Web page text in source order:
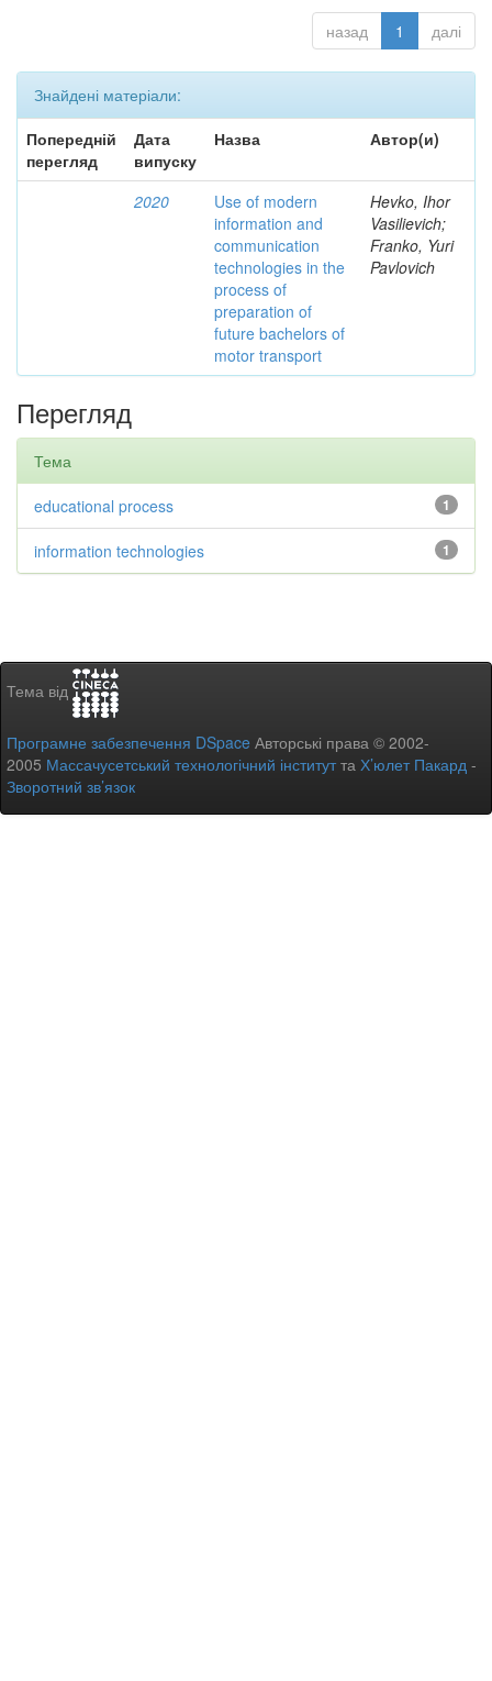
назад 1 далі
Знайдені матеріали:
Попередній
перегляд
Дата
випуску
Назва Автор(и)
2020
Use of modern
information and
communication
technologies in the
process of
preparation of
future bachelors of
motor transport
Hevko, Ihor
Vasilievich;
Franko, Yuri
Pavlovich
Перегляд
Тема
1
educational process
1
information technologies
Тема від
Програмне забезпечення DSpace Авторські права © 2002-
2005 Массачусетський технологічний інститутта Х’юлет Пакард -
Зворотний зв’язок